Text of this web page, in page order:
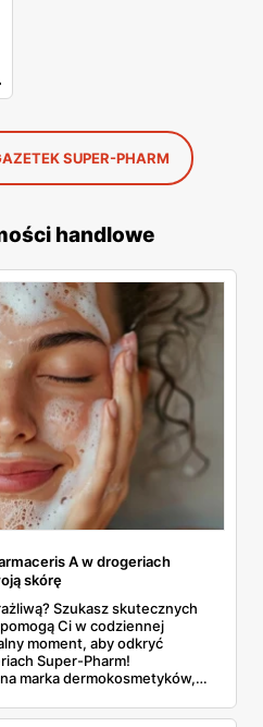
SUPER-PHARM
handlowe
A w drogeriach
skórę
Szukasz skutecznych
Ci w codziennej
moment, aby odkryć
Super-Pharm!
marka dermokosmetyków,